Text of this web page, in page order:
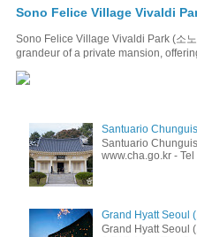
Sono Felice Village Vivaldi
Sono Felice Village Vivaldi Park (소
grandeur of a private mansion,
Santuario
Santuario
www.cha.go.kr -
Grand Hyatt Seoul
Grand Hyatt Seoul